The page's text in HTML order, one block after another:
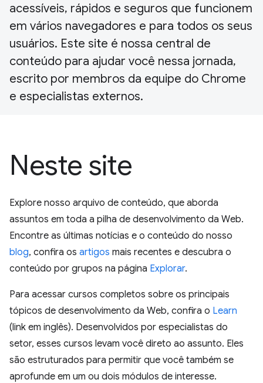
acessíveis, rápidos e seguros que funcionem
em vários navegadores e para todos os seus
usuários. Este site é nossa central de
conteúdo para ajudar você nessa jornada,
escrito por membros da equipe do Chrome
e especialistas externos.
Neste site
Explore nosso arquivo de conteúdo, que aborda
assuntos em toda a pilha de desenvolvimento da Web.
Encontre as últimas notícias e o conteúdo do nosso
blog, confira os artigos mais recentes e descubra o
conteúdo por grupos na página Explorar.
Para acessar cursos completos sobre os principais
tópicos de desenvolvimento da Web, confira o Learn
(link em inglês). Desenvolvidos por especialistas do
setor, esses cursos levam você direto ao assunto. Eles
são estruturados para permitir que você também se
aprofunde em um ou dois módulos de interesse.